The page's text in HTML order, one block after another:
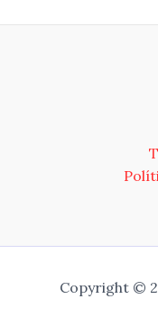
Copyright ©